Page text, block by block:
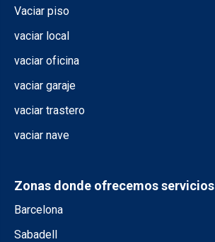
Vaciar piso
vaciar local
vaciar oficina
vaciar garaje
vaciar trastero
vaciar nave
Zonas donde ofrecemos servicios
Barcelona
Sabadell